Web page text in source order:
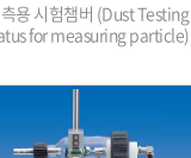
용 시험챔버 (Dust Testing
for measuring particle)